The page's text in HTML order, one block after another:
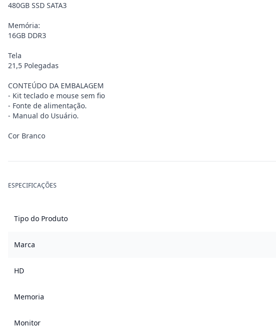
480GB SSD SATA3
Memória:
16GB DDR3
Tela
21,5 Polegadas
CONTEÚDO DA EMBALAGEM
- Kit teclado e mouse sem fio
- Fonte de alimentação.
- Manual do Usuário.
Cor Branco
ESPECIFICAÇÕES
Tipo do Produto
Marca
HD
Memoria
Monitor